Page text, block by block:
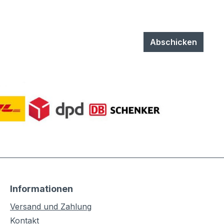
Abschicken
Informationen
Versand und Zahlung
Kontakt